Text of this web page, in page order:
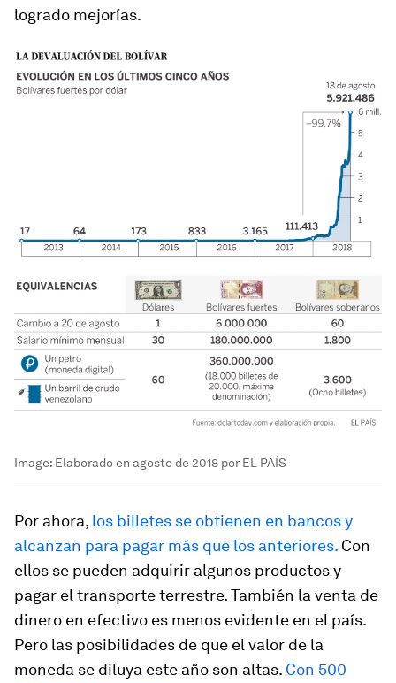
logrado mejorías.
Image: Elaborado en agosto de 2018 por EL PAÍS
Por ahora, los billetes se obtienen en bancos y
alcanzan para pagar más que los anteriores. Con
ellos se pueden adquirir algunos productos y
pagar el transporte terrestre. También la venta de
dinero en efectivo es menos evidente en el país.
Pero las posibilidades de que el valor de la
moneda se diluya este año son altas. Con 500